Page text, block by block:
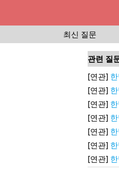
최신 질문
관련 질
[연관]
[연관]
[연관]
[연관]
[연관]
[연관]
[연관]